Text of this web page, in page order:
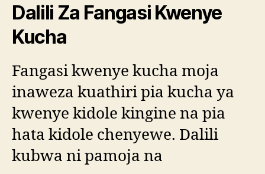
Dalili Za Fangasi Kwenye
Kucha
Fangasi kwenye kucha moja
inaweza kuathiri pia kucha ya
kwenye kidole kingine na pia
hata kidole chenyewe. Dalili
kubwa ni pamoja na